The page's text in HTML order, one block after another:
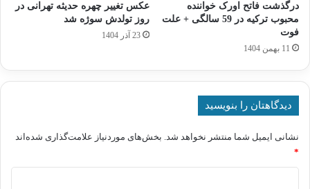
درگذشت فاتح اورک خواننده
محبوب ترکیه در 59 سالگی + علت
فوت
11 بهمن 1404
عکس تغییر چهره حدیثه تهرانی در
روز تولدش سوژه شد
23 آذر 1404
دیدگاهتان را بنویسید
نشانی ایمیل شما منتشر نخواهد شد. بخش‌های موردنیاز علامت‌گذاری شده‌اند
*